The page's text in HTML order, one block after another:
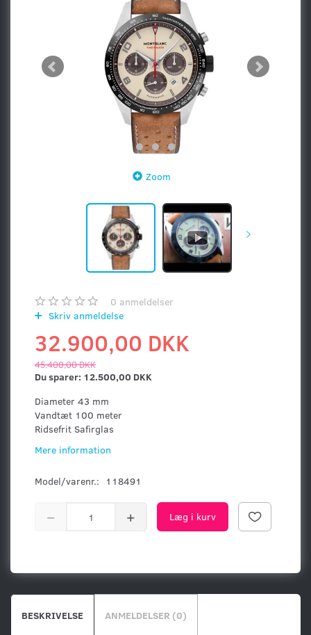
Zoom
0 anmeldelser
Skriv anmeldelse
32.900,00 DKK
45.400,00 DKK
Du sparer: 12.500,00 DKK
Diameter 43 mm
Vandtæt 100 meter
Ridsefrit Safirglas
Mere information
Model/varenr.: 118491
Læg i kurv
BESKRIVELSE ANMELDELSER (0)